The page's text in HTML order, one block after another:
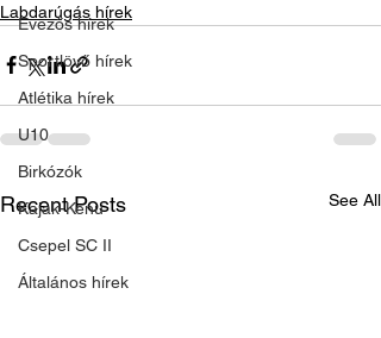
Evezős hírek
Sportlövő hírek
Atlétika hírek
U10
Birkózók
Kajak-Kenu
Csepel SC II
Általános hírek
Labdarúgás hírek
Recent Posts See All